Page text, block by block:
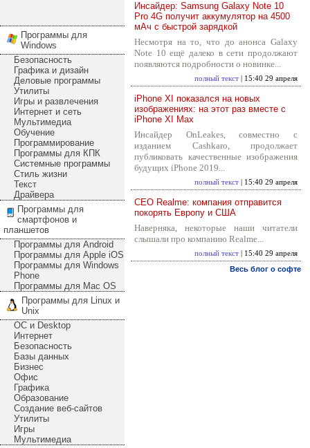
Программы для
Windows
Безопасность
Графика и дизайн
Деловые программы
Утилиты
Игры и развлечения
Интернет и сеть
Мультимедиа
Обучение
Программирование
Программы для КПК
Системные программы
Стиль жизни
Текст
Драйвера
Программы для
смартфонов и
планшетов
Программы для Android
Программы для Apple iOS
Программы для Windows
Phone
Программы для Mac OS
Программы для Linux и
Unix
ОС и Desktop
Интернет
Безопасность
Базы данных
Бизнес
Офис
Графика
Образование
Создание веб-сайтов
Утилиты
Игры
Мультимедиа
Инсайдер: Samsung Galaxy Note 10
Pro 4G получит аккумулятор на 4500
мАч с быстрой зарядкой
Несмотря на то, что до анонса Galaxy
Note 10 ещё далеко в сети продолжают
появляются подробности о новинке...
полный текст | 15:40 29 апреля
iPhone XI показался на новых
изображениях: на этот раз вместе с
iPhone XI Max
Инсайдер OnLeakes, совместно с
изданием Cashkaro, продолжает
публиковать качественные изображения
будущих iPhone 2019...
полный текст | 15:40 29 апреля
CEO Realme: компания отправится
покорять Европу и США
Наверняка, некоторые наши читатели
слышали про компанию Realme...
полный текст | 15:40 29 апреля
Весь блог о софте